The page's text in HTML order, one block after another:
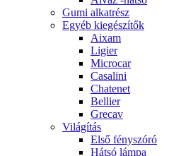
Gumi alkatrész
Egyéb kiegészítők
Aixam
Ligier
Microcar
Casalini
Chatenet
Bellier
Grecav
Világítás
Első fényszóró
Hátsó lámpa